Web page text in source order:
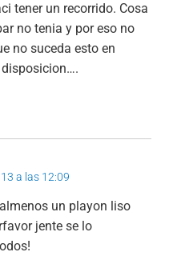
tener un recorrido. Cosa
no tenia y por eso no
no suceda esto en
disposicion….
a las 12:09
un playon liso
jente se lo